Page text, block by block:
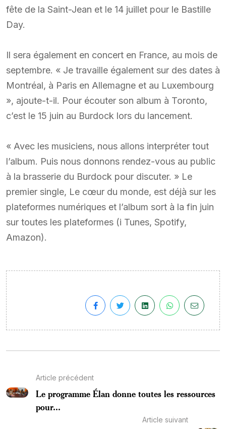
fête de la Saint-Jean et le 14 juillet pour le Bastille
Day.
Il sera également en concert en France, au mois de
septembre. « Je travaille également sur des dates à
Montréal, à Paris en Allemagne et au Luxembourg
», ajoute-t-il. Pour écouter son album à Toronto,
c’est le 15 juin au Burdock lors du lancement.
« Avec les musiciens, nous allons interpréter tout
l’album. Puis nous donnons rendez-vous au public
à la brasserie du Burdock pour discuter. » Le
premier single, Le cœur du monde, est déjà sur les
plateformes numériques et l’album sort à la fin juin
sur toutes les plateformes (i Tunes, Spotify,
Amazon).
Article précédent
Le programme Élan donne toutes les ressources
pour...
Article suivant